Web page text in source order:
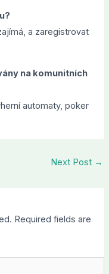
a zaregistrovat
na komunitních
automaty, poker
Next Post →
Required fields are